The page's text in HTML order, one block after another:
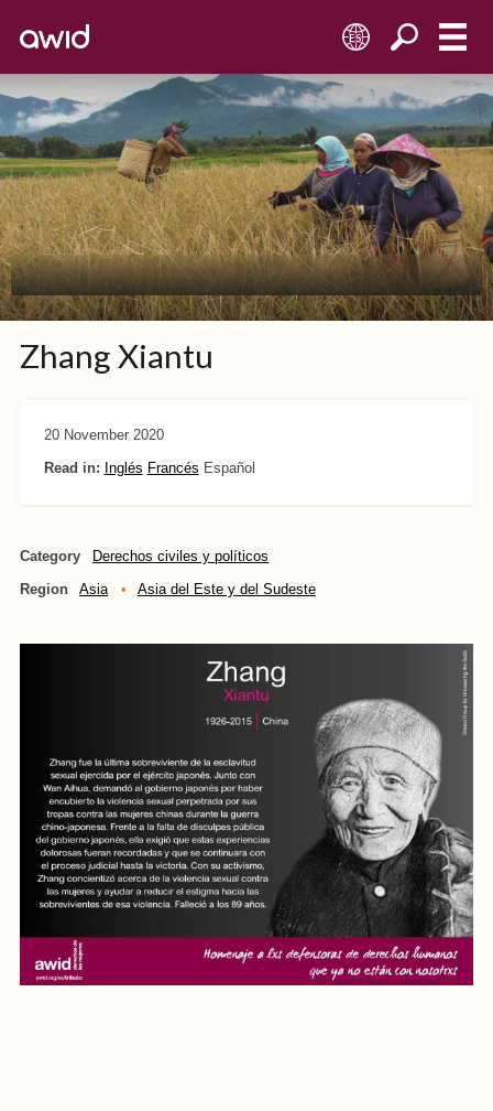
ES
Zhang Xiantu
20 November 2020
Read in: Inglés Francés Español
Category Derechos civiles y políticos
Region Asia Asia del Este y del Sudeste